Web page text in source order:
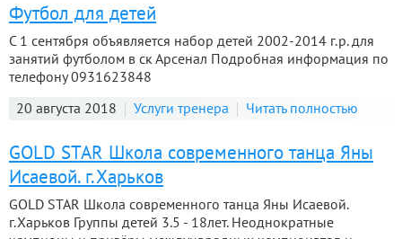
Футбол для детей
С 1 сентября объявляется набор детей 2002-2014 г.р. для
занятий футболом в ск Арсенал Подробная информация по
телефону 0931623848
20 августа 2018
Услуги тренера Читать полностью
GOLD STAR Школа современного танца Яны
Исаевой. г.Харьков
GOLD STAR Школа современного танца Яны Исаевой.
г.Харьков Группы детей 3.5 - 18лет. Неоднократные